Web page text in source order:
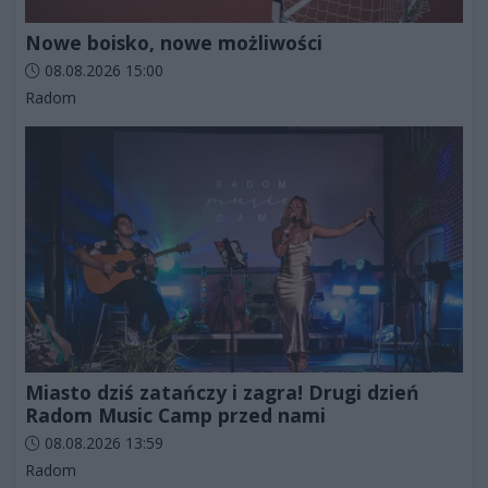
Nowe boisko, nowe możliwości
Data dodania artykułu:
08.08.2026 15:00
Kategorie artykułu:
Radom
Miasto dziś zatańczy i zagra! Drugi dzień
Radom Music Camp przed nami
Data dodania artykułu:
08.08.2026 13:59
Kategorie artykułu:
Radom